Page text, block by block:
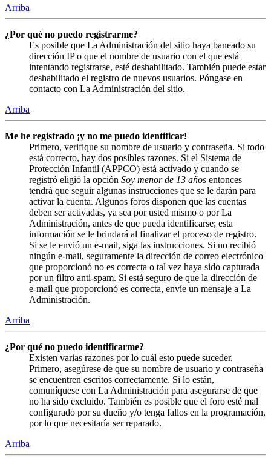
Arriba
¿Por qué no puedo registrarme?
Es posible que La Administración del sitio haya baneado su
dirección IP o que el nombre de usuario con el que está
intentando registrarse, esté deshabilitado. También puede estar
deshabilitado el registro de nuevos usuarios. Póngase en
contacto con La Administración del sitio.
Arriba
Me he registrado ¡y no me puedo identificar!
Primero, verifique su nombre de usuario y contraseña. Si todo
está correcto, hay dos posibles razones. Si el Sistema de
Protección Infantil (APPCO) está activado y cuando se
registró eligió la opción Soy menor de 13 años entonces
tendrá que seguir algunas instrucciones que se le darán para
activar la cuenta. Algunos foros disponen que las cuentas
deben ser activadas, ya sea por usted mismo o por La
Administración, antes de que pueda identificarse; esta
información se le brindará al finalizar el proceso de registro.
Si se le envió un e-mail, siga las instrucciones. Si no recibió
ningún e-mail, seguramente la dirección de correo electrónico
que proporcionó no es correcta o tal vez haya sido capturada
por un filtro anti-spam. Si está seguro de que la dirección de
e-mail que proporcionó es correcta, envíe un mensaje a La
Administración.
Arriba
¿Por qué no puedo identificarme?
Existen varias razones por lo cuál esto puede suceder.
Primero, asegúrese de que su nombre de usuario y contraseña
se encuentren escritos correctamente. Si lo están,
comuníquese con La Administración para asegurarse de que
no ha sido excluido. También es posible que el foro esté mal
configurado por su dueño y/o tenga fallos en la programación,
por lo que necesitaría ser reparado.
Arriba